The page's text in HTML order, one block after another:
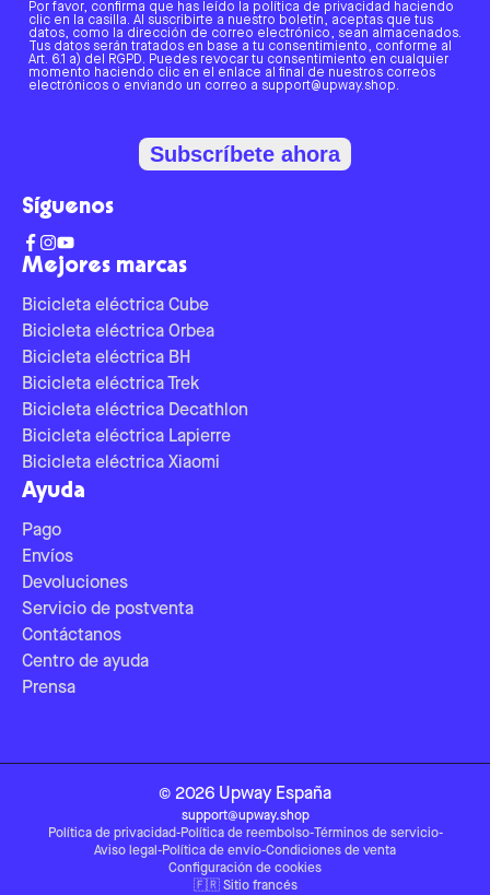
Mejores marcas
Bicicleta eléctrica Cube
Bicicleta eléctrica Orbea
Bicicleta eléctrica BH
Bicicleta eléctrica Trek
Bicicleta eléctrica Decathlon
Bicicleta eléctrica Lapierre
Bicicleta eléctrica Xiaomi
Ayuda
Pago
Envíos
Devoluciones
Servicio de postventa
Contáctanos
Centro de ayuda
Prensa
Por favor, confirma que has leído la política de privacidad haciendo
clic en la casilla. Al suscribirte a nuestro boletín, aceptas que tus
datos, como la dirección de correo electrónico, sean almacenados.
Tus datos serán tratados en base a tu consentimiento, conforme al
Art. 6.1 a) del RGPD. Puedes revocar tu consentimiento en cualquier
momento haciendo clic en el enlace al final de nuestros correos
electrónicos o enviando un correo a support@upway.shop.
Subscríbete ahora
Síguenos
© 2026 Upway España
support@upway.shop
Política de privacidad-Política de reembolso-Términos de servicio-
Aviso legal -Política de envío-Condiciones de venta
Configuración de cookies
🇫🇷 Sitio francés